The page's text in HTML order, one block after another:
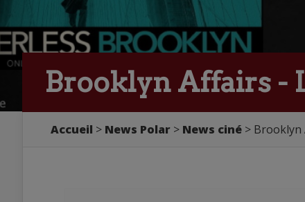
Brooklyn Affairs -
Accueil > News Polar > News ciné > Brooklyn